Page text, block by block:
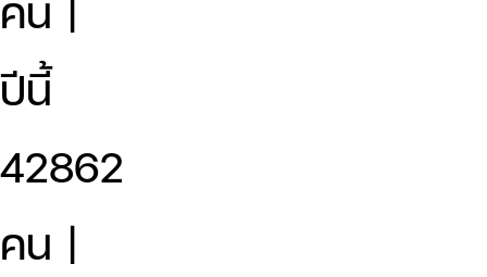
ปีนี้
42862
คน |